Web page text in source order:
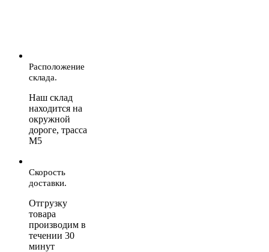
Расположение
склада.
Наш склад
находится на
окружной
дороге, трасса
М5
Скорость
доставки.
Отгрузку
товара
производим в
течении 30
минут